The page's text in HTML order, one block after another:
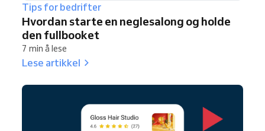
Tips for bedrifter
Hvordan starte en neglesalong og holde
den fullbooket
7 min å lese
Lese artikkel